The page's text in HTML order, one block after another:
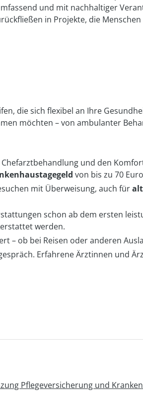
und mit nachhaltiger
in Projekte, die
die sich flexibel an Ihre
möchten – von ambulanter
und den
von bis zu 70
mit Überweisung, auch für
schon ab dem ersten
werden.
– ob bei Reisen oder anderen
Erfahrene Ärztinnen und
Pflegeversicherung und